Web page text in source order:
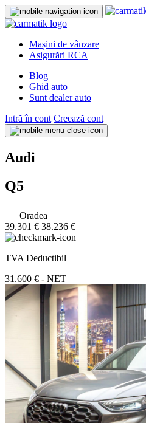
Mașini de vânzare
Asigurări RCA
Blog
Ghid auto
Sunt dealer auto
Intră în cont Creează cont
Audi
Q5
Oradea
39.301 € 38.236 €
TVA Deductibil
31.600 € - NET